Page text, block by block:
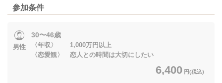
参加条件
男性
30〜46歳
〈年収〉 1,000万円以上
〈恋愛観〉 恋人との時間は大切にしたい
6,400 円(税込)